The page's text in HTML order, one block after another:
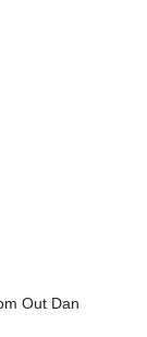
Out Dan